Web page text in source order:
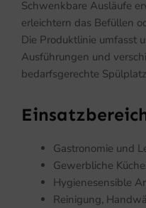
Schwenkbare Ausläufe
erleichtern das Befüllen
Die Produktlinie umfasst
Ausführungen und
bedarfsgerechte
Gastronomie und
Gewerbliche
Hygienesensible
Reinigung,